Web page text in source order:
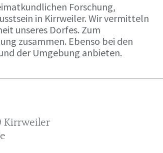
Forschung,
in Kirrweiler. Wir vermitteln
unseres Dorfes. Zum
zusammen. Ebenso bei den
der Umgebung anbieten.
Kirrweiler